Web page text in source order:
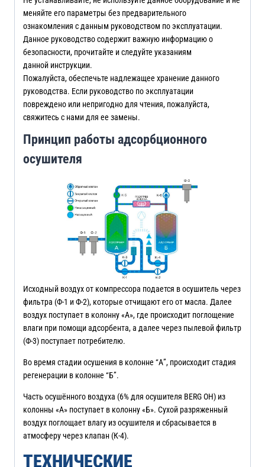
меняйте его параметры без предварительного
ознакомления с данным руководством по эксплуатации.
Данное руководство содержит важную информацию о
безопасности, прочитайте и следуйте указаниям
данной инструкции.
Пожалуйста, обеспечьте надлежащее хранение данного
руководства. Если руководство по эксплуатации
повреждено или непригодно для чтения, пожалуйста,
свяжитесь с нами для ее замены.
Принцип работы адсорбционного
осушителя
Исходный воздух от компрессора подается в осушитель через
фильтра (Ф-1 и Ф-2), которые отчищают его от масла. Далее
воздух поступает в колонну «А», где происходит поглощение
влаги при помощи адсорбента, а далее через пылевой фильтр
(Ф-3) поступает потребителю.
Во время стадии осушения в колонне “А”, происходит стадия
регенерации в колонне “Б”.
Часть осушённого воздуха (6% для осушителя BERG OH) из
колонны «А» поступает в колонну «Б». Сухой разряженный
воздух поглощает влагу из осушителя и сбрасывается в
атмосферу через клапан (К-4).
ТЕХНИЧЕСКИЕ